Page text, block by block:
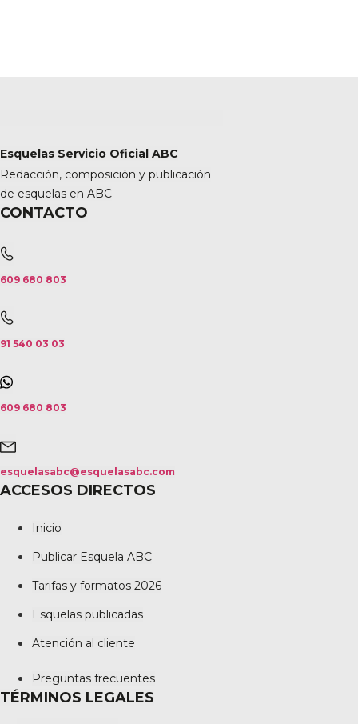
Esquelas Servicio Oficial ABC
Redacción, composición y publicación
de esquelas en ABC
CONTACTO
609 680 803
91 540 03 03
609 680 803
esquelasabc@esquelasabc.com
ACCESOS DIRECTOS
Inicio
Publicar Esquela ABC
Tarifas y formatos 2026
Esquelas publicadas
Atención al cliente
Preguntas frecuentes
TÉRMINOS LEGALES